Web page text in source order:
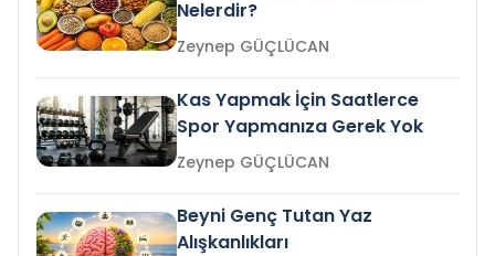
Nelerdir?
Zeynep GÜÇLÜCAN
Kas Yapmak İçin Saatlerce
Spor Yapmanıza Gerek Yok
Zeynep GÜÇLÜCAN
Beyni Genç Tutan Yaz
Alışkanlıkları